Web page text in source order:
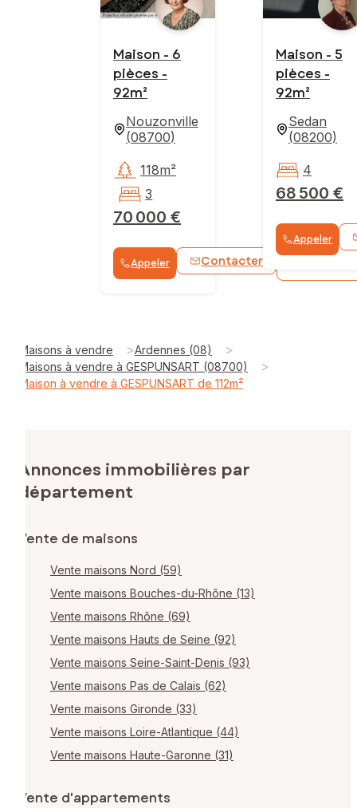
Maison - 6
pièces -
92m²
Nouzonville
(08700)
70 000 €
118m²
3
Appeler Contacter
Maison - 5
pièces -
92m²
Sedan
(08200)
68 500 €
4
Appeler
Maisons à vendre >Ardennes (08) >
Maisons à vendre à GESPUNSART (08700) >
Maison à vendre à GESPUNSART de 112m²
Annonces immobilières par
département
Vente de maisons
Vente maisons Nord (59)
Vente maisons Bouches-du-Rhône (13)
Vente maisons Rhône (69)
Vente maisons Hauts de Seine (92)
Vente maisons Seine-Saint-Denis (93)
Vente maisons Pas de Calais (62)
Vente maisons Gironde (33)
Vente maisons Loire-Atlantique (44)
Vente maisons Haute-Garonne (31)
Vente d'appartements